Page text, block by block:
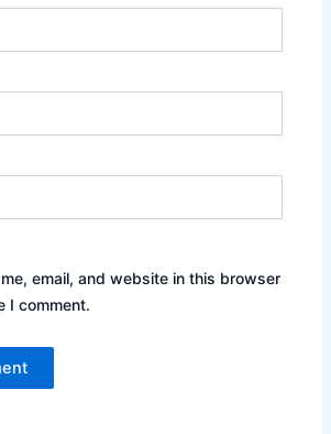
email, and website in this browser
I comment.